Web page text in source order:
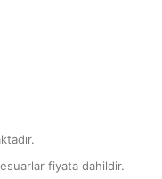
fiyata dahildir.